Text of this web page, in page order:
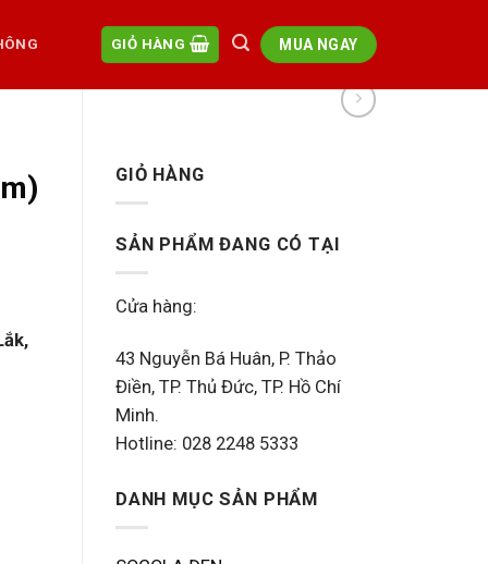
GIỎ HÀNG MUA NGAY
GIỎ HÀNG
SẢN PHẨM ĐANG CÓ TẠI
Cửa hàng:
43 Nguyễn Bá Huân, P. Thảo
Điền, TP. Thủ Đức, TP. Hồ Chí
Minh.
Hotline: 028 2248 5333
DANH MỤC SẢN PHẨM